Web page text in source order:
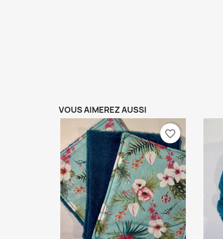
VOUS AIMEREZ AUSSI
favorite_border